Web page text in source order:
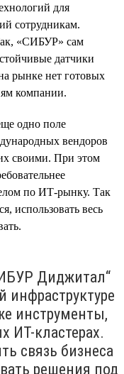
для
сотрудникам.
«СИБУР» сам
датчики
рынке нет готовых
компании.
одно поле
вендоров
своими. При этом
по ИТ-рынку. Так
использовать весь
Диджитал“
инфраструктуре
инструменты,
ИТ-кластерах.
связь бизнеса
решения под